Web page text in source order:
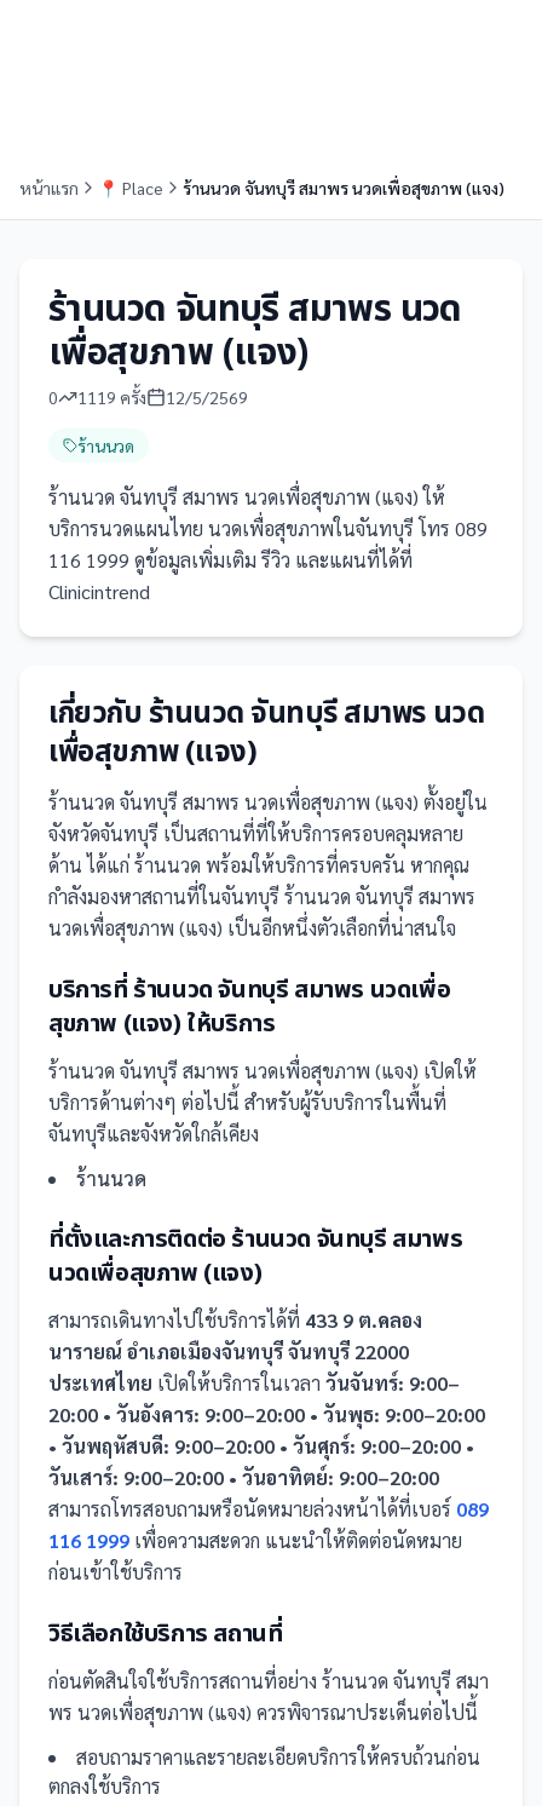
หน้าแรก 📍 Place ร้านนวด จันทบุรี สมาพร นวดเพื่อสุขภาพ (แจง)
ร้านนวด จันทบุรี สมาพร นวด
เพื่อสุขภาพ (แจง)
0 1119 ครั้ง 12/5/2569
ร้านนวด
ร้านนวด จันทบุรี สมาพร นวดเพื่อสุขภาพ (แจง) ให้
บริการนวดแผนไทย นวดเพื่อสุขภาพในจันทบุรี โทร 089
116 1999 ดูข้อมูลเพิ่มเติม รีวิว และแผนที่ได้ที่
Clinicintrend
เกี่ยวกับร้านนวด จันทบุรี สมาพร นวด
เพื่อสุขภาพ (แจง)
ร้านนวด จันทบุรี สมาพร นวดเพื่อสุขภาพ (แจง) ตั้งอยู่ใน
จังหวัดจันทบุรี เป็นสถานที่ที่ให้บริการครอบคลุมหลาย
ด้าน ได้แก่ ร้านนวด พร้อมให้บริการที่ครบครัน หากคุณ
กำลังมองหาสถานที่ในจันทบุรี ร้านนวด จันทบุรี สมาพร
นวดเพื่อสุขภาพ (แจง) เป็นอีกหนึ่งตัวเลือกที่น่าสนใจ
บริการที่ ร้านนวด จันทบุรี สมาพร นวดเพื่อ
สุขภาพ (แจง) ให้บริการ
ร้านนวด จันทบุรี สมาพร นวดเพื่อสุขภาพ (แจง) เปิดให้
บริการด้านต่างๆ ต่อไปนี้ สำหรับผู้รับบริการในพื้นที่
จันทบุรีและจังหวัดใกล้เคียง
ร้านนวด
ที่ตั้งและการติดต่อ ร้านนวด จันทบุรี สมาพร
นวดเพื่อสุขภาพ (แจง)
สามารถเดินทางไปใช้บริการได้ที่ 433 9 ต.คลอง
นารายณ์ อำเภอเมืองจันทบุรี จันทบุรี 22000
ประเทศไทย เปิดให้บริการในเวลา วันจันทร์: 9:00–
20:00 • วันอังคาร: 9:00–20:00 • วันพุธ: 9:00–20:00
• วันพฤหัสบดี: 9:00–20:00 • วันศุกร์: 9:00–20:00 •
วันเสาร์: 9:00–20:00 • วันอาทิตย์: 9:00–20:00
สามารถโทรสอบถามหรือนัดหมายล่วงหน้าได้ที่เบอร์ 089
116 1999 เพื่อความสะดวก แนะนำให้ติดต่อนัดหมาย
ก่อนเข้าใช้บริการ
วิธีเลือกใช้บริการ สถานที่
ก่อนตัดสินใจใช้บริการสถานที่อย่าง ร้านนวด จันทบุรี สมา
พร นวดเพื่อสุขภาพ (แจง) ควรพิจารณาประเด็นต่อไปนี้
สอบถามราคาและรายละเอียดบริการให้ครบถ้วนก่อน
ตกลงใช้บริการ